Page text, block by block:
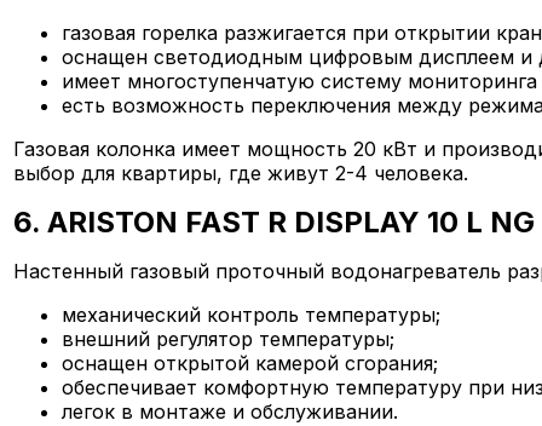
газовая горелка разжигается при открытии
оснащен светодиодным цифровым дисплеем и
имеет многоступенчатую систему
есть возможность переключения между
Газовая колонка имеет мощность 20 кВт и
выбор для квартиры, где живут 2-4 человека.
6. ARISTON FAST R DISPLAY 10 L NG
Настенный газовый проточный водонагреватель
механический контроль температуры;
внешний регулятор температуры;
оснащен открытой камерой сгорания;
обеспечивает комфортную температуру при
легок в монтаже и обслуживании.